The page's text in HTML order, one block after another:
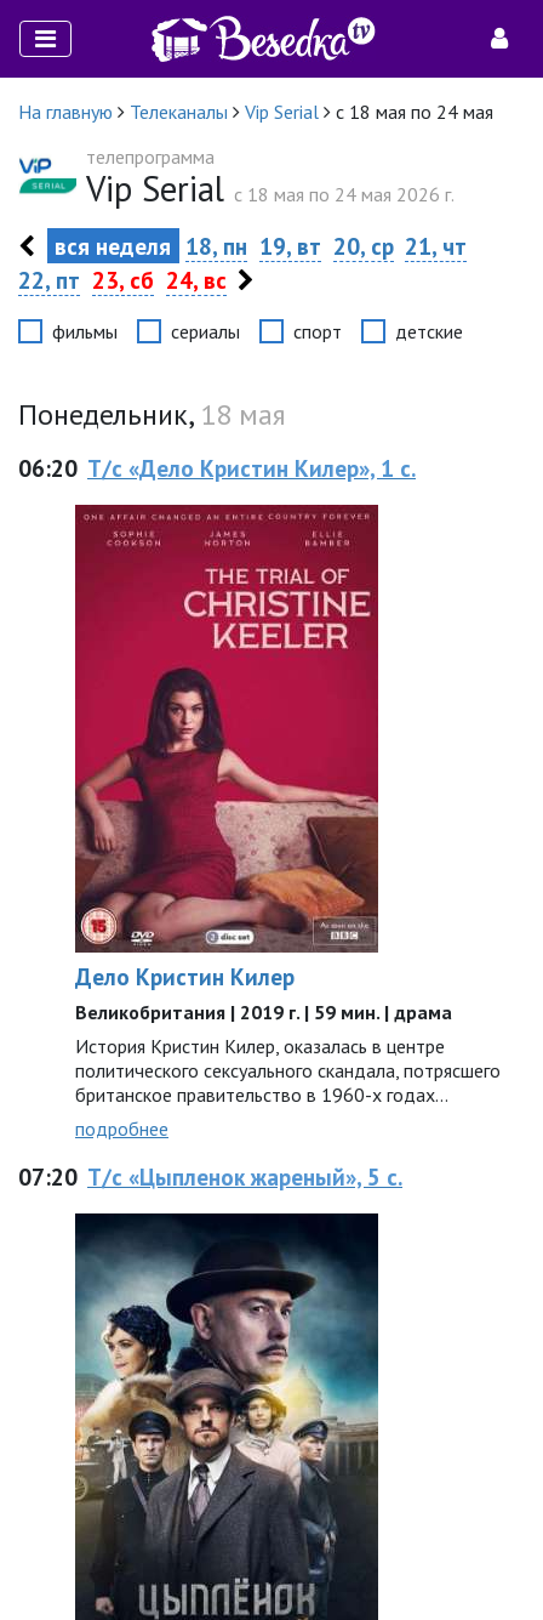
На главную Телеканалы Vip Serial
с 18 мая по 24 мая
телепрограмма
Vip Serial c 18 мая по 24 мая 2026 г.
вся неделя 18, пн 19, вт 20, ср 21, чт
22, пт 23, сб 24, вс
фильмы сериалы спорт детские
Понедельник, 18 мая
06:20 Т/с «Дело Кристин Килер», 1 с.
Дело Кристин Килер
Великобритания | 2019 г. | 59 мин. | драма
История Кристин Килер, оказалась в центре
политического сексуального скандала, потрясшего
британское правительство в 1960-х годах…
подробнее
07:20 Т/с «Цыпленок жареный», 5 с.